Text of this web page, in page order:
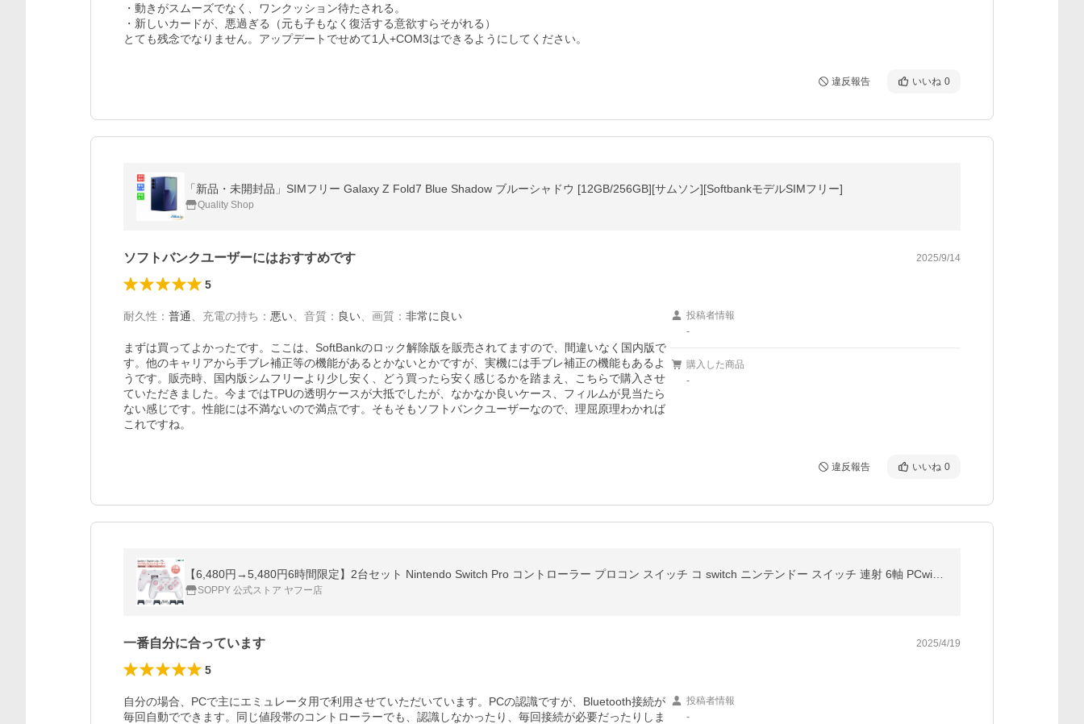
・動きがスムーズでなく、ワンクッション待たされる。
・新しいカードが、悪過ぎる（元も子もなく復活する意欲すらそがれる）
とても残念でなりません。アップデートでせめて1人+COM3はできるようにしてください。
違反報告 いいね 0
「新品・未開封品」SIMフリー Galaxy Z Fold7 Blue Shadow ブルーシャドウ [12GB/256GB][サムソン][SoftbankモデルSIMフリー]
Quality Shop
ソフトバンクユーザーにはおすすめです 2025/9/14
5
耐久性 ： 普通 充電の持ち ： 悪い 音質 ： 良い 画質 ： 非常に良い
まずは買ってよかったです。ここは、SoftBankのロック解除版を販売されてますので、間違いなく国内版で
す。他のキャリアから手ブレ補正等の機能があるとかないとかですが、実機には手ブレ補正の機能もあるよ
うです。販売時、国内版シムフリーより少し安く、どう買ったら安く感じるかを踏まえ、こちらで購入させ
ていただきました。今まではTPUの透明ケースが大抵でしたが、なかなか良いケース、フィルムが見当たら
ない感じです。性能には不満ないので満点です。そもそもソフトバンクユーザーなので、理屈原理わかれば
これですね。
投稿者情報
-
購入した商品
-
違反報告 いいね 0
SOPPY 公式ストア ヤフー店
一番自分に合っています 2025/4/19
5
自分の場合、PCで主にエミュレータ用で利用させていただいています。PCの認識ですが、Bluetooth接続が
毎回自動でできます。同じ値段帯のコントローラーでも、認識しなかったり、毎回接続が必要だったりしま
投稿者情報
-